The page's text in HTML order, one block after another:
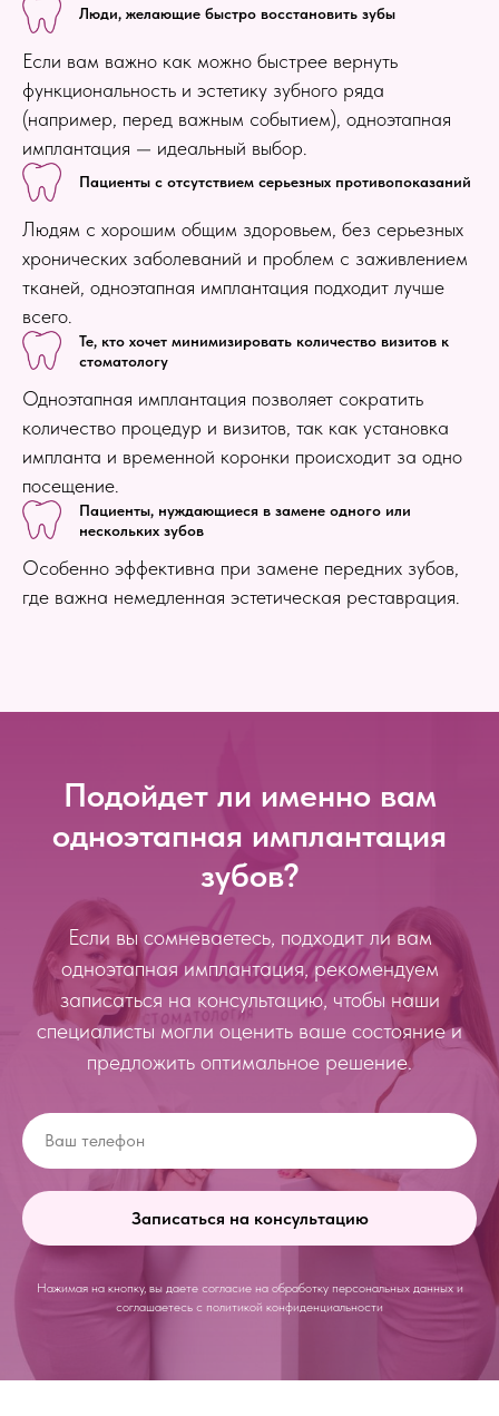
Люди, желающие быстро восстановить зубы
Если вам важно как можно быстрее вернуть
функциональность и эстетику зубного ряда
(например, перед важным событием), одноэтапная
имплантация — идеальный выбор.
Пациенты с отсутствием серьезных противопоказаний
Людям с хорошим общим здоровьем, без серьезных
хронических заболеваний и проблем с заживлением
тканей, одноэтапная имплантация подходит лучше
всего.
Те, кто хочет минимизировать количество визитов к
стоматологу
Одноэтапная имплантация позволяет сократить
количество процедур и визитов, так как установка
импланта и временной коронки происходит за одно
посещение.
Пациенты, нуждающиеся в замене одного или
нескольких зубов
Особенно эффективна при замене передних зубов,
где важна немедленная эстетическая реставрация.
Подойдет ли именно вам
одноэтапная имплантация
зубов?
Если вы сомневаетесь, подходит ли вам
одноэтапная имплантация, рекомендуем
записаться на консультацию, чтобы наши
специалисты могли оценить ваше состояние и
предложить оптимальное решение.
Записаться на консультацию
Нажимая на кнопку, вы даете согласие на обработку персональных данных и
соглашаетесь c политикой конфиденциальности